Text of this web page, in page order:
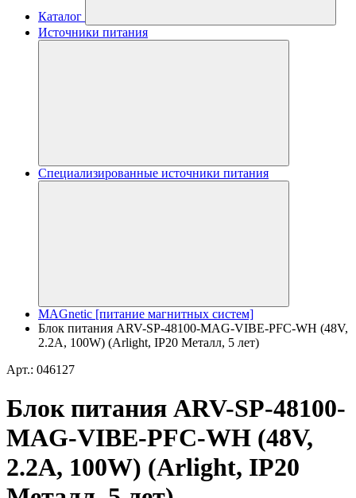
Каталог
Источники питания
Специализированные источники питания
MAGnetic [питание магнитных систем]
Блок питания ARV-SP-48100-MAG-VIBE-PFC-WH (48V,
2.2A, 100W) (Arlight, IP20 Металл, 5 лет)
Арт.: 046127
Блок питания ARV-SP-48100-
MAG-VIBE-PFC-WH (48V,
2.2A, 100W) (Arlight, IP20